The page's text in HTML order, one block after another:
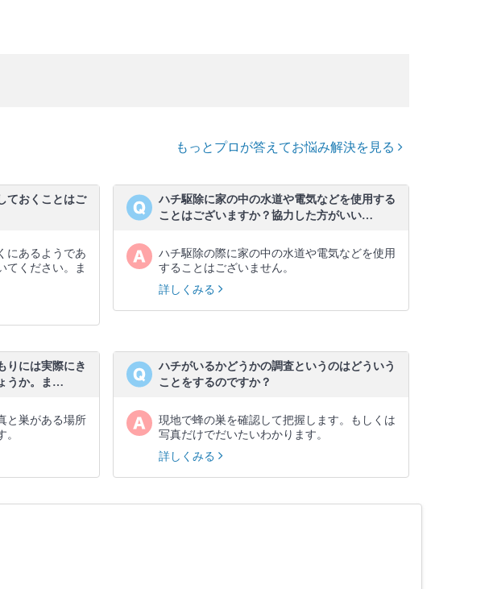
もっとプロが答えてお悩み解決を見る
ておくことはご
にあるようであ
てください。ま
ハチ駆除に家の中の水道や電気などを使用する
ことはございますか？協力した方がいい…
ハチ駆除の際に家の中の水道や電気などを使用
することはございません。
詳しくみる
りには実際にき
うか。ま…
と巣がある場所
ハチがいるかどうかの調査というのはどういう
ことをするのですか？
現地で蜂の巣を確認して把握します。もしくは
写真だけでだいたいわかります。
詳しくみる